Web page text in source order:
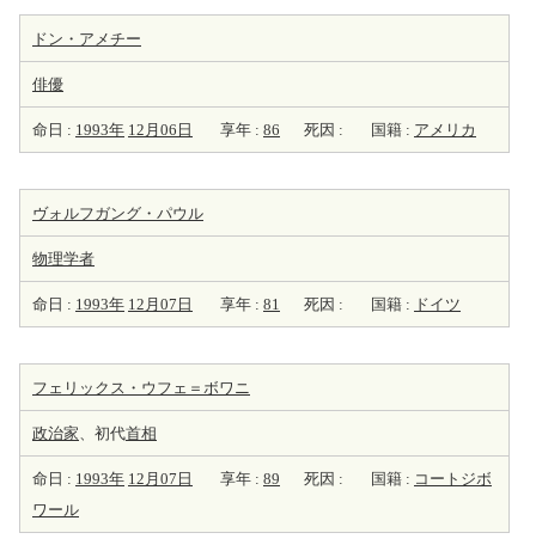
ドン・アメチー
俳優
命日 : 1993年 12月06日 享年 : 86 死因 : 国籍 : アメリカ
ヴォルフガング・パウル
物理学者
命日 : 1993年 12月07日 享年 : 81 死因 : 国籍 : ドイツ
フェリックス・ウフェ＝ボワニ
政治家、初代首相
命日 : 1993年 12月07日 享年 : 89 死因 : 国籍 : コートジボ
ワール